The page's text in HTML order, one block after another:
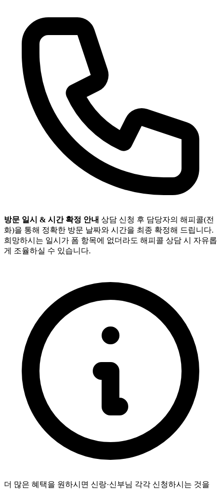
방문 일시 & 시간 확정 안내 상담 신청 후 담당자의 해피콜(전
화)을 통해 정확한 방문 날짜와 시간을 최종 확정해 드립니다.
희망하시는 일시가 폼 항목에 없더라도 해피콜 상담 시 자유롭
게 조율하실 수 있습니다.
더 많은 혜택을 원하시면 신랑·신부님 각각 신청하시는 것을